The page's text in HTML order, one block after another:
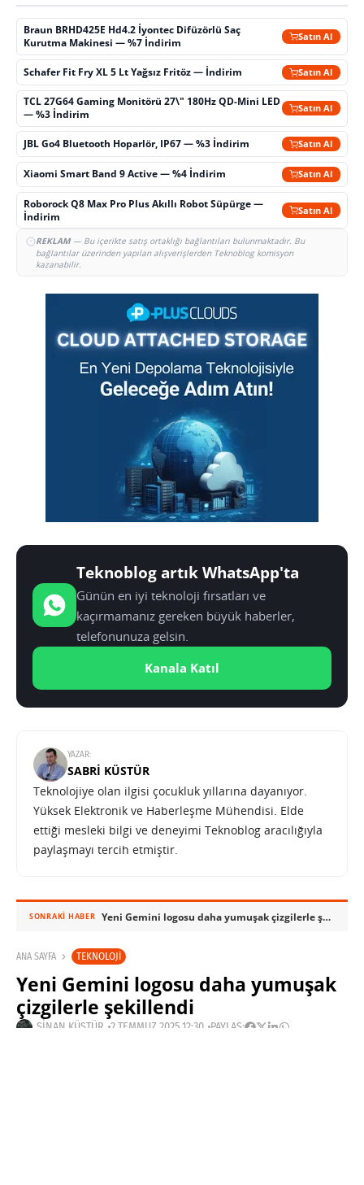
Braun BRHD425E Hd4.2 İyontec Difüzörlü Saç
Kurutma Makinesi — %7 İndirim
Satın Al
Schafer Fit Fry XL 5 Lt Yağsız Fritöz — İndirim Satın Al
TCL 27G64 Gaming Monitörü 27\" 180Hz QD-Mini LED
— %3 İndirim
Satın Al
JBL Go4 Bluetooth Hoparlör, IP67 — %3 İndirim Satın Al
Xiaomi Smart Band 9 Active — %4 İndirim Satın Al
Roborock Q8 Max Pro Plus Akıllı Robot Süpürge —
İndirim
Satın Al
REKLAM— Bu içerikte satış ortaklığı bağlantıları bulunmaktadır. Bu
bağlantılar üzerinden yapılan alışverişlerden Teknoblog komisyon
kazanabilir.
Teknoblog artık WhatsApp'ta
Günün en iyi teknoloji fırsatları ve
kaçırmamanız gereken büyük haberler,
telefonunuza gelsin.
Kanala Katıl
YAZAR:
SABRI KÜSTÜR
Teknolojiye olan ilgisi çocukluk yıllarına dayanıyor.
Yüksek Elektronik ve Haberleşme Mühendisi. Elde
ettiği mesleki bilgi ve deneyimi Teknoblog aracılığıyla
paylaşmayı tercih etmiştir.
SONRAKI HABER Yeni Gemini logosu daha yumuşak çizgilerle şekillendi
ANA SAYFA TEKNOLOJI
Yeni Gemini logosu daha yumuşak
çizgilerle şekillendi
SINAN KÜSTÜR 2 TEMMUZ 2025 12:30 PAYLAŞ: